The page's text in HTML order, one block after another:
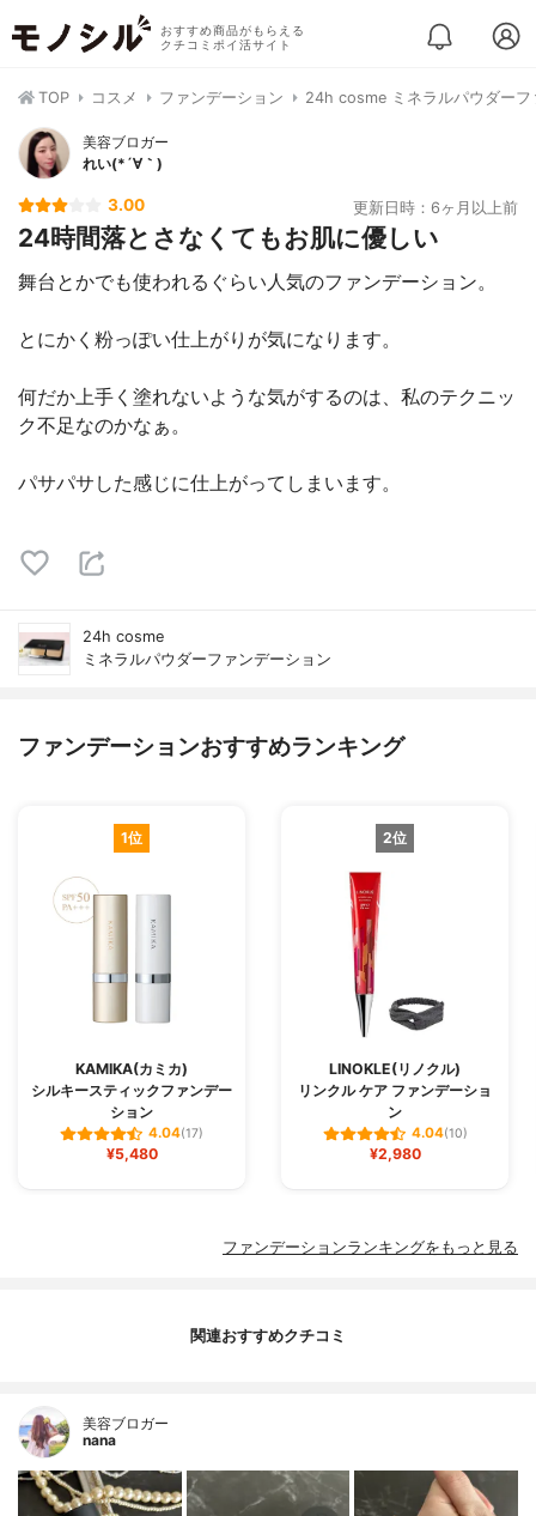
おすすめ商品がもらえる
クチコミポイ活サイト
TOP コスメ ファンデーション 24h cosme ミネラルパウダーフ
美容ブロガー
れい(*´∀｀)
3.00 更新日時：6ヶ月以上前
24時間落とさなくてもお肌に優しい
舞台とかでも使われるぐらい人気のファンデーション。
とにかく粉っぽい仕上がりが気になります。
何だか上手く塗れないような気がするのは、私のテクニッ
ク不足なのかなぁ。
パサパサした感じに仕上がってしまいます。
24h cosme
ミネラルパウダーファンデーション
ファンデーションおすすめランキング
1位
KAMIKA(カミカ)
シルキースティックファンデー
ション
4.04(17)
¥5,480
2位
LINOKLE(リノクル)
リンクル ケア ファンデーショ
ン
4.04(10)
¥2,980
ファンデーションランキングをもっと見る
関連おすすめクチコミ
美容ブロガー
nana